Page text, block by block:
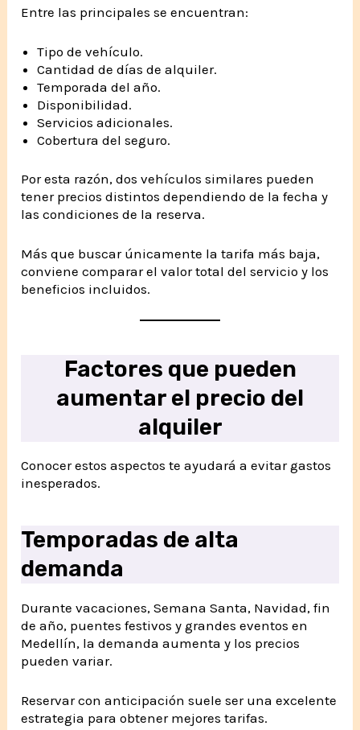
Entre las principales se encuentran:
Tipo de vehículo.
Cantidad de días de alquiler.
Temporada del año.
Disponibilidad.
Servicios adicionales.
Cobertura del seguro.
Por esta razón, dos vehículos similares pueden
tener precios distintos dependiendo de la fecha y
las condiciones de la reserva.
Más que buscar únicamente la tarifa más baja,
conviene comparar el valor total del servicio y los
beneficios incluidos.
Factores que pueden
aumentar el precio del
alquiler
Conocer estos aspectos te ayudará a evitar gastos
inesperados.
Temporadas de alta
demanda
Durante vacaciones, Semana Santa, Navidad, fin
de año, puentes festivos y grandes eventos en
Medellín, la demanda aumenta y los precios
pueden variar.
Reservar con anticipación suele ser una excelente
estrategia para obtener mejores tarifas.